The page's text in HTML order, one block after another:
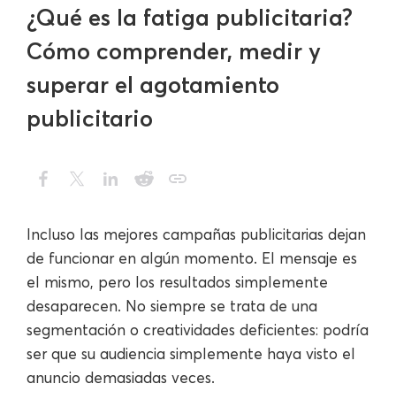
¿Qué es la fatiga publicitaria?
Cómo comprender, medir y
superar el agotamiento
publicitario
Incluso las mejores campañas publicitarias dejan
de funcionar en algún momento. El mensaje es
el mismo, pero los resultados simplemente
desaparecen. No siempre se trata de una
segmentación o creatividades deficientes: podría
ser que su audiencia simplemente haya visto el
anuncio demasiadas veces.